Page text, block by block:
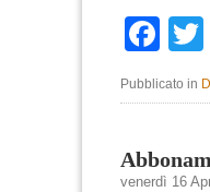
Pubblicato in
venerdì 16